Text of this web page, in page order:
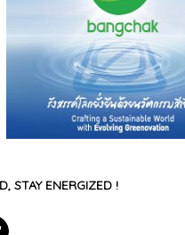
STAY ENERGIZED !